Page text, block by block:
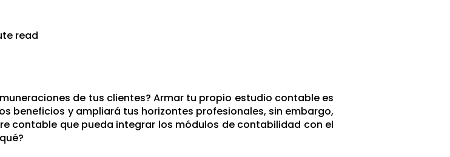
read
de tus clientes? Armar tu propio estudio contable es
beneficios y ampliará tus horizontes profesionales, sin embargo,
contable que pueda integrar los módulos de contabilidad con el